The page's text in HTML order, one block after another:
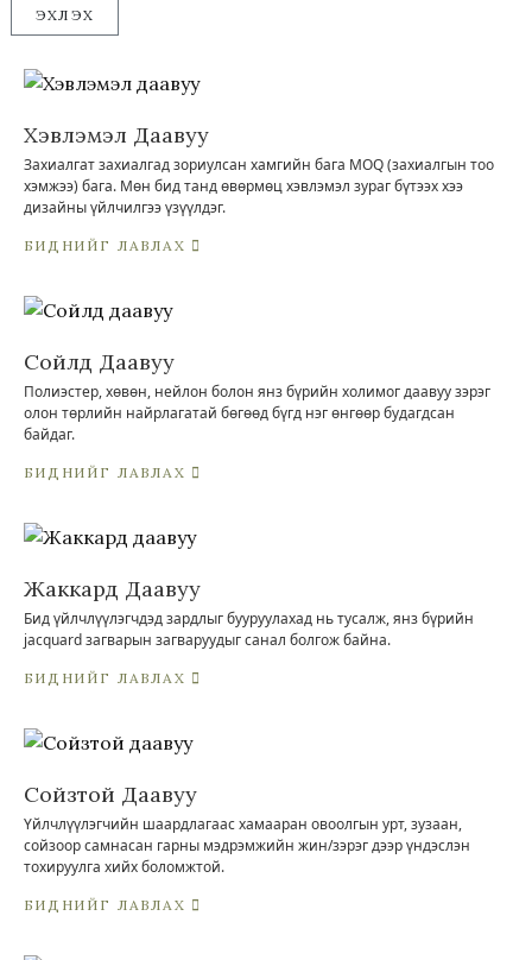
ЭХЛЭХ
Хэвлэмэл Даавуу
Захиалгат захиалгад зориулсан хамгийн бага MOQ (захиалгын тоо
хэмжээ) бага. Мөн бид танд өвөрмөц хэвлэмэл зураг бүтээх хээ
дизайны үйлчилгээ үзүүлдэг.
БИДНИЙГ ЛАВЛАХ
Сойлд Даавуу
Полиэстер, хөвөн, нейлон болон янз бүрийн холимог даавуу зэрэг
олон төрлийн найрлагатай бөгөөд бүгд нэг өнгөөр ​​будагдсан
байдаг.
БИДНИЙГ ЛАВЛАХ
Жаккард Даавуу
Бид үйлчлүүлэгчдэд зардлыг бууруулахад нь тусалж, янз бүрийн
jacquard загварын загваруудыг санал болгож байна.
БИДНИЙГ ЛАВЛАХ
Сойзтой Даавуу
Үйлчлүүлэгчийн шаардлагаас хамааран овоолгын урт, зузаан,
сойзоор самнасан гарны мэдрэмжийн жин/зэрэг дээр үндэслэн
тохируулга хийх боломжтой.
БИДНИЙГ ЛАВЛАХ